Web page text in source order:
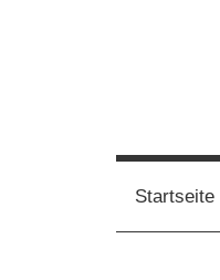
Bücher,
Events,
Startseite